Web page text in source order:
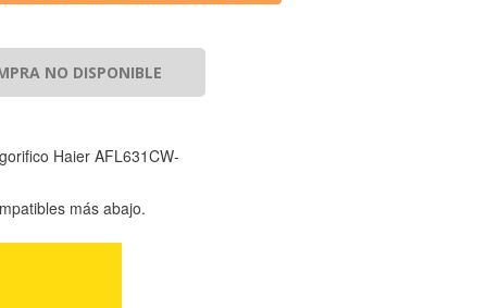
NO DISPONIBLE
Haier AFL631CW-
más abajo.